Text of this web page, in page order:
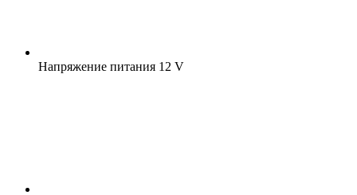
Напряжение питания 12 V